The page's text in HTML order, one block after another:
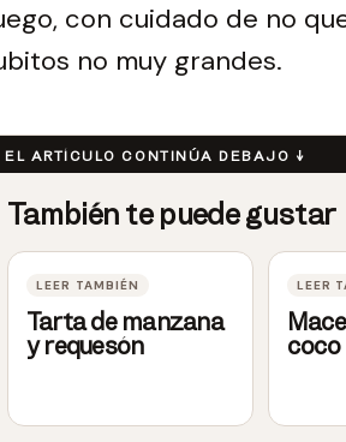
con cuidado de no
no muy grandes.
Tarta de manzana
y requesón
coco